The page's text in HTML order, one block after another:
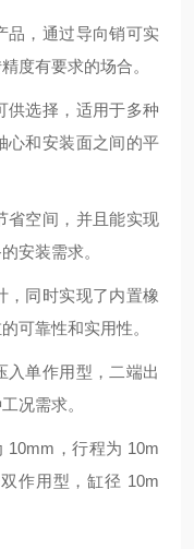
品，通过导向销可实
度有要求的场合。
供选择，适用于多种
心和安装面之间的平
省空间，并且能实现
安装需求。
，同时实现了内置橡
可靠性和实用性。
入单作用型，二端出
况需求。
10mm，行程为 10m
作用型，缸径 10m